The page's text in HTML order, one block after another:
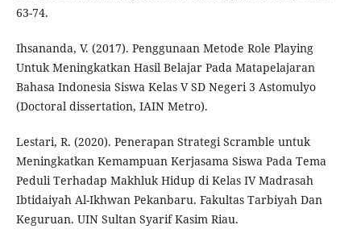
63-74.
Ihsananda, V. (2017). Penggunaan Metode Role Playing
Untuk Meningkatkan Hasil Belajar Pada Matapelajaran
Bahasa Indonesia Siswa Kelas V SD Negeri 3 Astomulyo
(Doctoral dissertation, IAIN Metro).
Lestari, R. (2020). Penerapan Strategi Scramble untuk
Meningkatkan Kemampuan Kerjasama Siswa Pada Tema
Peduli Terhadap Makhluk Hidup di Kelas IV Madrasah
Ibtidaiyah Al-Ikhwan Pekanbaru. Fakultas Tarbiyah Dan
Keguruan. UIN Sultan Syarif Kasim Riau.